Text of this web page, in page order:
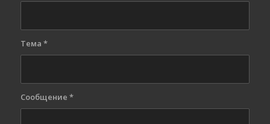
Тема *
Сообщение *